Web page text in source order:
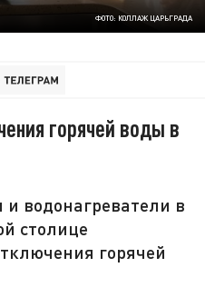
ФОТО: КОЛЛАЖ ЦАРЬГРАДА
горячей воды в
и водонагреватели в
столице
горячей